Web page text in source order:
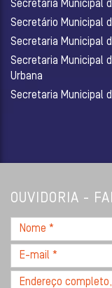
Secretaria Municipal
Secretário Municipal
Secretaria Municipal
Secretaria Municipal
Urbana
Secretaria Municipal
OUVIDORIA -
Nome
*
E-
mail
Endereço